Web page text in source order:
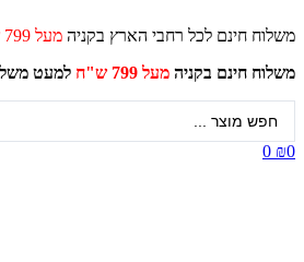
לתוכן
משלוח חינם לכל רחבי הארץ בקניה מעל 799 ש"ח
משלוח חינם בקניה מעל 799 ש"ח למעט
₪0
0